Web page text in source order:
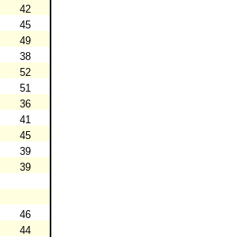
42
45
49
38
52
51
36
41
45
39
39
46
44